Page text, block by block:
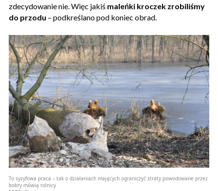
zdecydowanie nie. Więc jakiś maleńki kroczek zrobiliśmy
do przodu – podkreślano pod koniec obrad.
To syzyfowa praca – tak o działaniach mających ograniczyć straty powodowane przez
bobry mówią rolnicy